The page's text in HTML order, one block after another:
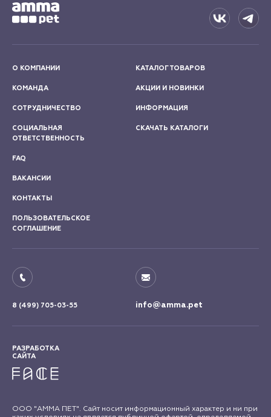
О КОМПАНИИ
КОМАНДА
СОТРУДНИЧЕСТВО
СОЦИАЛЬНАЯ
ОТВЕТСТВЕННОСТЬ
КАТАЛОГ ТОВАРОВ
АКЦИИ И НОВИНКИ
ИНФОРМАЦИЯ
СКАЧАТЬ КАТАЛОГИ
FAQ
ВАКАНСИИ
КОНТАКТЫ
ПОЛЬЗОВАТЕЛЬСКОЕ
СОГЛАШЕНИЕ
8 (499) 705-03-55 info@amma.pet
РАЗРАБОТКА
САЙТА
ООО "АММА ПЕТ". Сайт носит информационный характер и ни при